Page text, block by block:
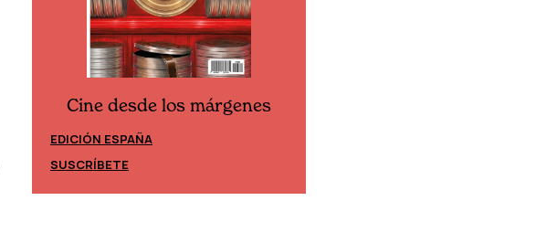
Cine desde los márgenes
EDICIÓN ESPAÑA
SUSCRÍBETE